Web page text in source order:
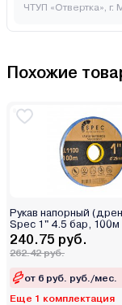
ЧТУП «Отвертка», г.
Похожие
Рукав напорный
Spec 1" 4.5 бар, 100м
240.75 руб.
262.42 руб.
от 6 руб. руб./мес.
Еще 1 комплектация